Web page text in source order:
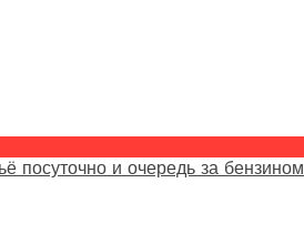
и очередь за бензином